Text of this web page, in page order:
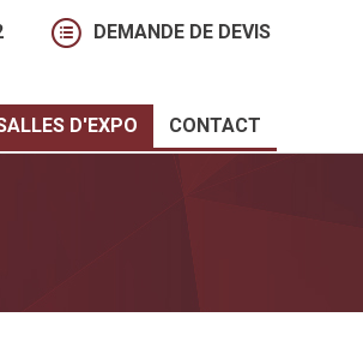
DEMANDE DE DEVIS
D'EXPO CONTACT